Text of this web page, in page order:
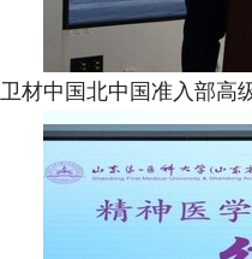
卫材中国北中国准入部高